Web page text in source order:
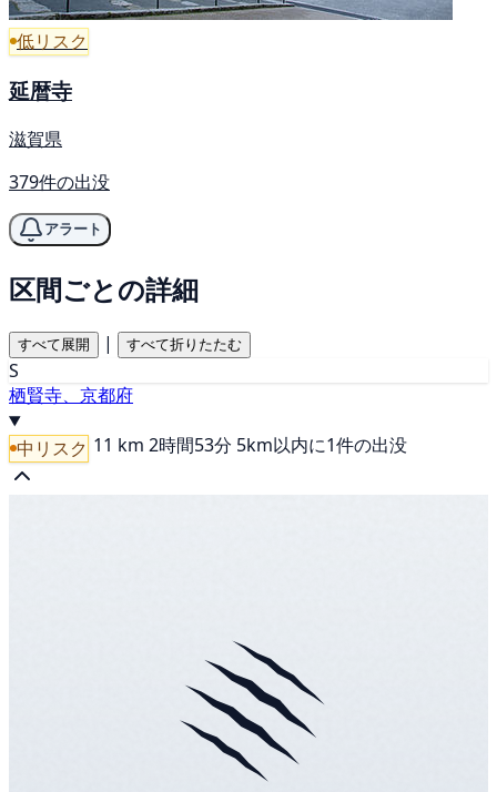
低リスク
延暦寺
滋賀県
379件の出没
アラート
区間ごとの詳細
すべて展開 | すべて折りたたむ
S
栖賢寺、京都府
中リスク 11 km 2時間53分 5km以内に1件の出没